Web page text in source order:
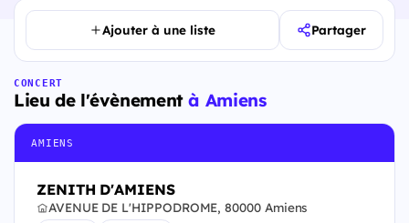
Ajouter à une liste Partager
CONCERT
Lieu de l'évènementà Amiens
AMIENS
ZENITH D'AMIENS
AVENUE DE L'HIPPODROME, 80000 Amiens